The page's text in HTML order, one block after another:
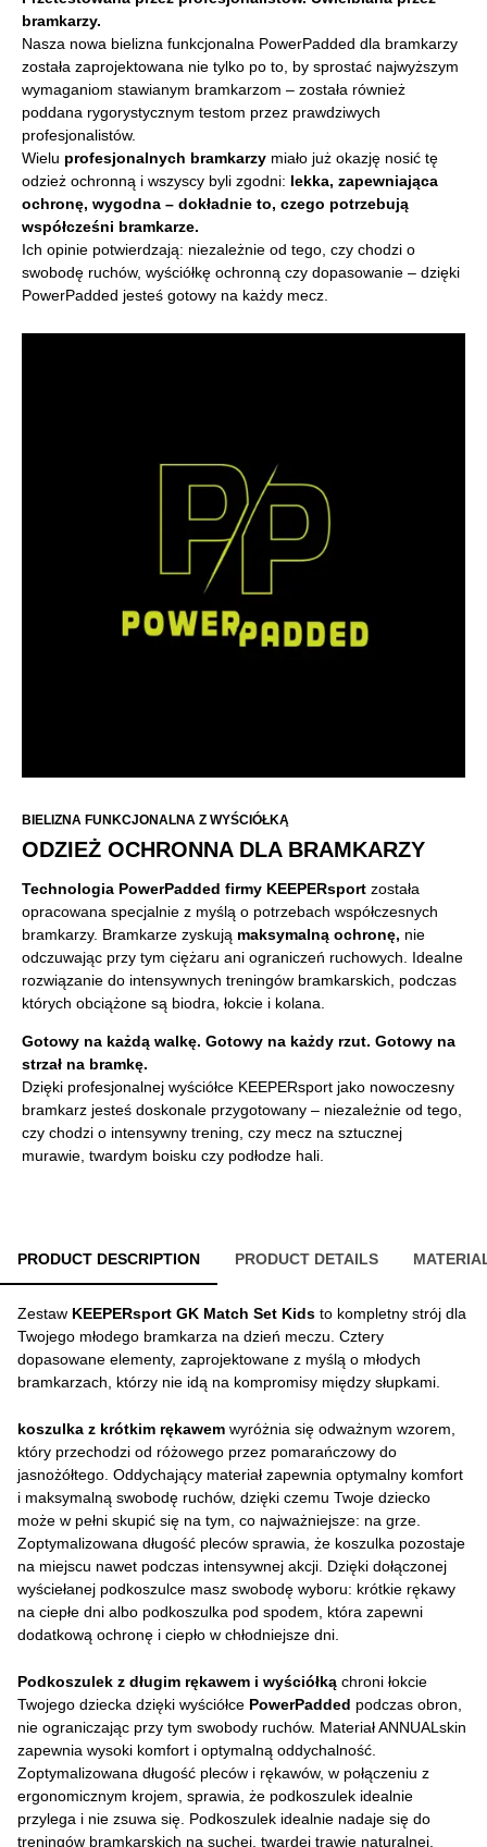
bramkarzy.
Nasza nowa bielizna funkcjonalna PowerPadded dla bramkarzy
została zaprojektowana nie tylko po to, by sprostać najwyższym
wymaganiom stawianym bramkarzom – została również
poddana rygorystycznym testom przez prawdziwych
profesjonalistów.
Wielu profesjonalnych bramkarzy miało już okazję nosić tę
odzież ochronną i wszyscy byli zgodni: lekka, zapewniająca
ochronę, wygodna – dokładnie to, czego potrzebują
współcześni bramkarze.
Ich opinie potwierdzają: niezależnie od tego, czy chodzi o
swobodę ruchów, wyściółkę ochronną czy dopasowanie – dzięki
PowerPadded jesteś gotowy na każdy mecz.
BIELIZNA FUNKCJONALNA Z WYŚCIÓŁKĄ
ODZIEŻ OCHRONNA DLA BRAMKARZY
Technologia PowerPadded firmy KEEPERsport została
opracowana specjalnie z myślą o potrzebach współczesnych
bramkarzy. Bramkarze zyskują maksymalną ochronę, nie
odczuwając przy tym ciężaru ani ograniczeń ruchowych. Idealne
rozwiązanie do intensywnych treningów bramkarskich, podczas
których obciążone są biodra, łokcie i kolana.
Gotowy na każdą walkę. Gotowy na każdy rzut. Gotowy na
strzał na bramkę.
Dzięki profesjonalnej wyściółce KEEPERsport jako nowoczesny
bramkarz jesteś doskonale przygotowany – niezależnie od tego,
czy chodzi o intensywny trening, czy mecz na sztucznej
murawie, twardym boisku czy podłodze hali.
PRODUCT DESCRIPTION PRODUCT DETAILS
Zestaw KEEPERsport GK Match Set Kids to kompletny strój dla
Twojego młodego bramkarza na dzień meczu. Cztery
dopasowane elementy, zaprojektowane z myślą o młodych
bramkarzach, którzy nie idą na kompromisy między słupkami.
koszulka z krótkim rękawem wyróżnia się odważnym wzorem,
który przechodzi od różowego przez pomarańczowy do
jasnożółtego. Oddychający materiał zapewnia optymalny komfort
i maksymalną swobodę ruchów, dzięki czemu Twoje dziecko
może w pełni skupić się na tym, co najważniejsze: na grze.
Zoptymalizowana długość pleców sprawia, że koszulka pozostaje
na miejscu nawet podczas intensywnej akcji. Dzięki dołączonej
wyściełanej podkoszulce masz swobodę wyboru: krótkie rękawy
na ciepłe dni albo podkoszulka pod spodem, która zapewni
dodatkową ochronę i ciepło w chłodniejsze dni.
Podkoszulek z długim rękawem i wyściółką chroni łokcie
Twojego dziecka dzięki wyściółce PowerPadded podczas obron,
nie ograniczając przy tym swobody ruchów. Materiał ANNUALskin
zapewnia wysoki komfort i optymalną oddychalność.
Zoptymalizowana długość pleców i rękawów, w połączeniu z
ergonomicznym krojem, sprawia, że podkoszulek idealnie
przylega i nie zsuwa się. Podkoszulek idealnie nadaje się do
treningów bramkarskich na suchej, twardej trawie naturalnej,